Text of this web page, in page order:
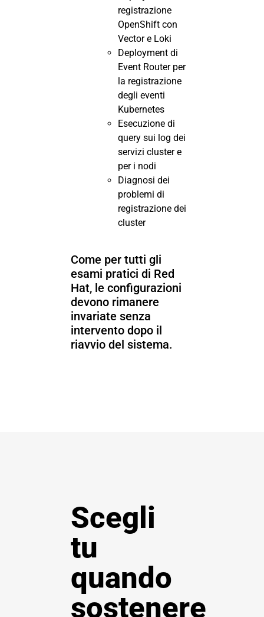
registrazione
OpenShift con
Vector e Loki
Deployment di
Event Router per
la registrazione
degli eventi
Kubernetes
Esecuzione di
query sui log dei
servizi cluster e
per i nodi
Diagnosi dei
problemi di
registrazione dei
cluster
Come per tutti gli
esami pratici di Red
Hat, le configurazioni
devono rimanere
invariate senza
intervento dopo il
riavvio del sistema.
Scegli
tu
quando
sostenere